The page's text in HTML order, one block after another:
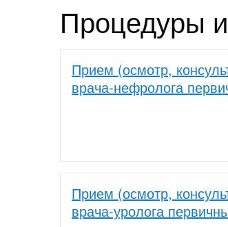
Процедуры
Прием (осмотр,
врача-нефролога
Прием (осмотр,
врача-уролога